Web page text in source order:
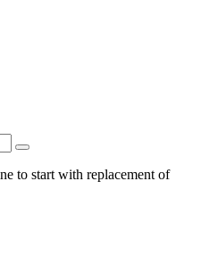
to start with replacement of